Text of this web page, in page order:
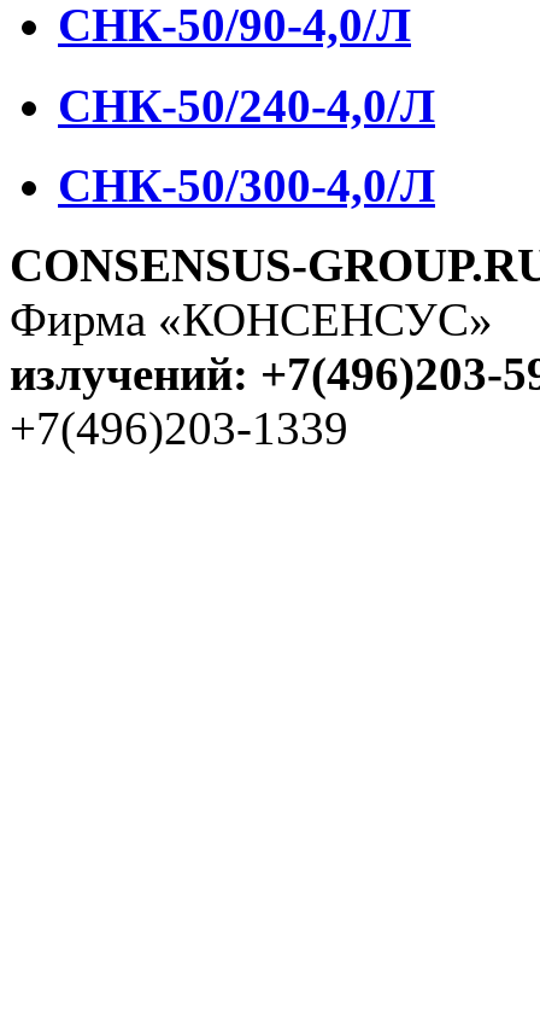
СНК-50/90-4,0/Л
СНК-50/240-4,0/Л
СНК-50/300-4,0/Л
CONSENSUS-
Фирма
излучений: +7(496)203-
+7(496)203-1339